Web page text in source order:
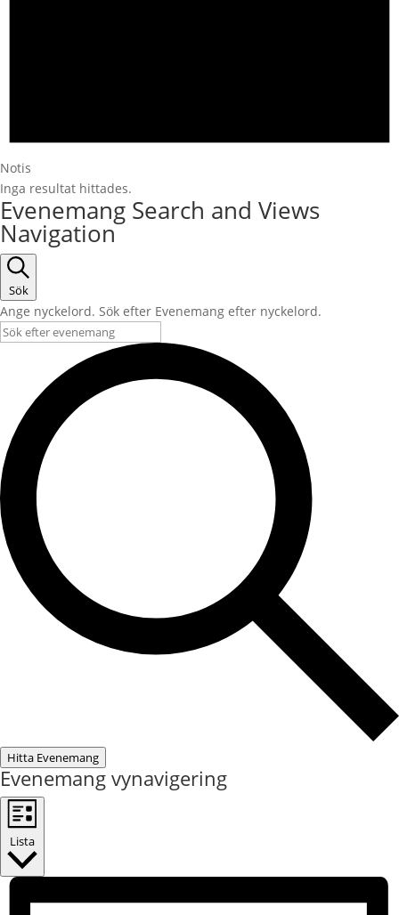
Notis
Inga resultat hittades.
Evenemang Search and Views
Navigation
Sök
Ange nyckelord. Sök efter Evenemang efter nyckelord.
Hitta Evenemang
Evenemang vynavigering
Lista